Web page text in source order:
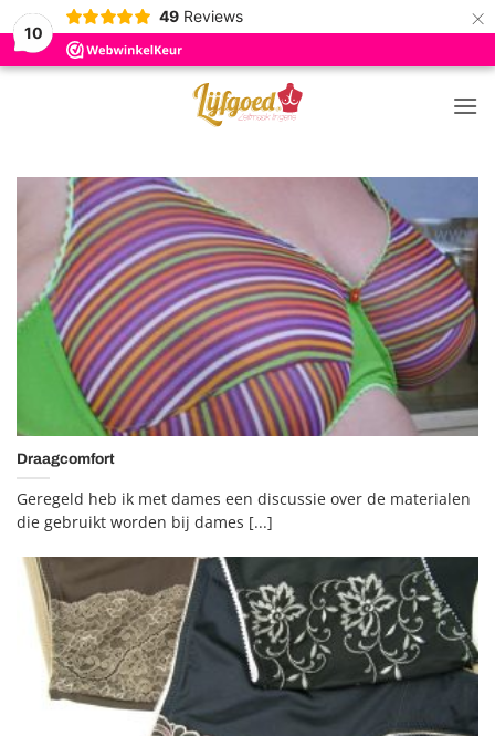
10
49 Reviews ×
Ga
Draagcomfort
Geregeld heb ik met dames een discussie over de materialen
die gebruikt worden bij dames [...]